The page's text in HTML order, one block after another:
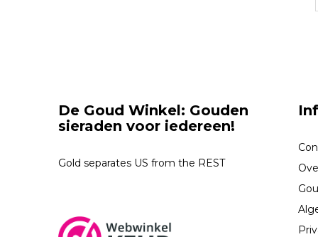
De Goud Winkel: Gouden
sieraden voor iedereen!
Gold separates US from the REST